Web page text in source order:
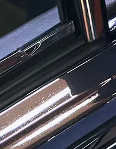
für uns
oder
Mit über vier
auf die